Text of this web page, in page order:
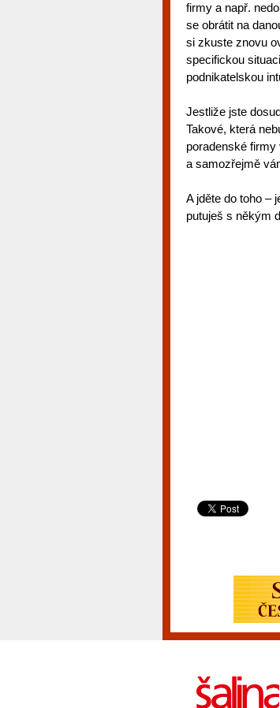
firmy a např.
se obrátit na
si zkuste znovu
specifickou
podnikatelskou
Jestliže jste
Takové, která
poradenské
a samozřejmě
A jděte do toho –
putuješ s někým